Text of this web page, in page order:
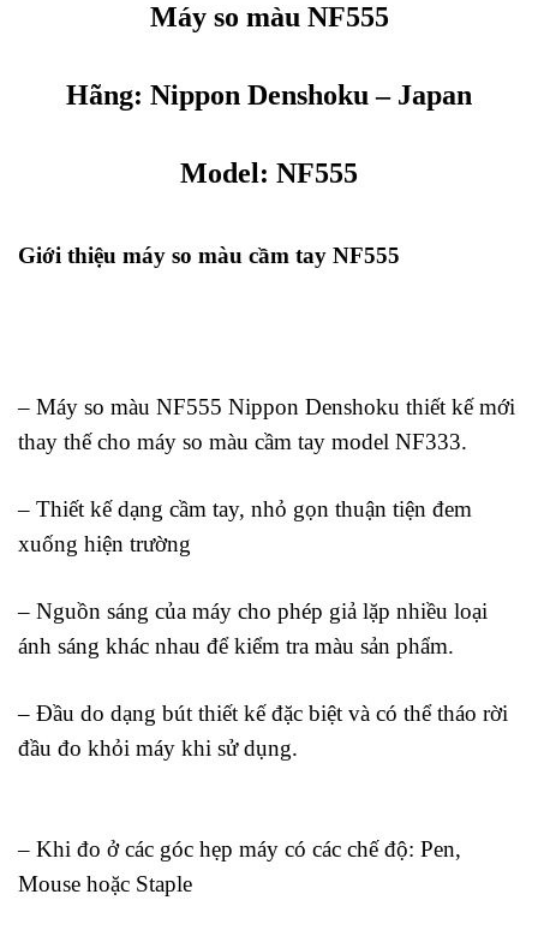
Máy so màu NF555
Hãng: Nippon Denshoku – Japan
Model: NF555
Giới thiệu máy so màu cầm tay NF555
– Máy so màu NF555 Nippon Denshoku thiết kế mới
thay thế cho máy so màu cầm tay model NF333.
– Thiết kế dạng cầm tay, nhỏ gọn thuận tiện đem
xuống hiện trường
– Nguồn sáng của máy cho phép giả lặp nhiều loại
ánh sáng khác nhau để kiểm tra màu sản phẩm.
– Đầu do dạng bút thiết kế đặc biệt và có thể tháo rời
đầu đo khỏi máy khi sử dụng.
– Khi đo ở các góc hẹp máy có các chế độ: Pen,
Mouse hoặc Staple